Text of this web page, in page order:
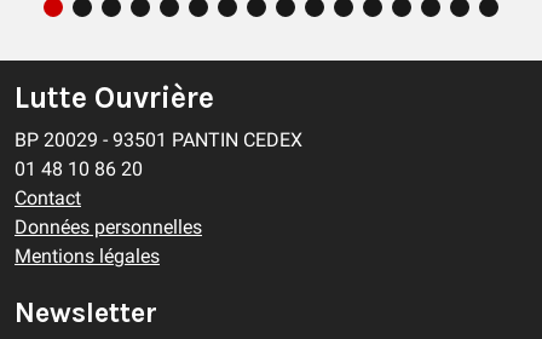
Lutte Ouvrière
BP 20029 - 93501 PANTIN CEDEX
01 48 10 86 20
Contact
Données personnelles
Mentions légales
Newsletter